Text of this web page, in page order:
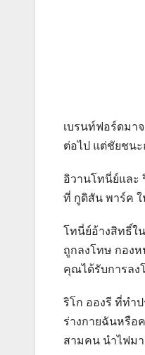
เบรนท์ฟอร์ดมา
ต่อไป แต่ชัยชนะ
อิวานโทนี่ย์และ
ที่ กูดิสัน พาร์ค ใ
โทนี่ย์อ้างสิทธิ์ใ
ถูกลงโทษ กอง
คุณได้รับการลง
ริโก อองรี ที่ทำ
ร่างกายฉันหรือ
สามคน นำไฟม